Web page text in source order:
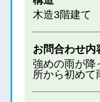
木造3階建て
お問合わせ内
強めの雨が降
所から初めて